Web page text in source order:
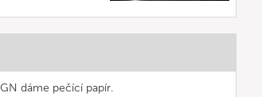
dáme pečící papír.